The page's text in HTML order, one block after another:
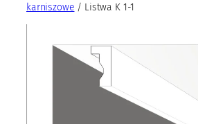
karniszowe / Listwa K 1-1